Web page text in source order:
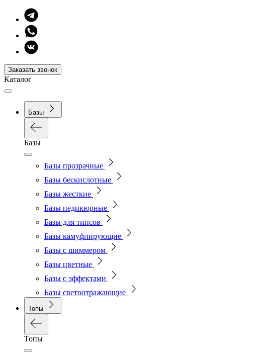
Заказать звонок
Каталог
Базы
Базы
Базы прозрачные
Базы бескислотные
Базы жесткие
Базы педикюрные
Базы для типсов
Базы камуфлирующие
Базы с шиммером
Базы цветные
Базы с эффектами
Базы светоотражающие
Топы
Топы